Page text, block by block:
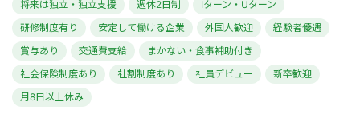
将来は独立・独立支援
週休2日制
Iターン・Uターン
研修制度有り
安定して働ける企業 外国人歓迎
経験者優遇
賞与あり
交通費支給
まかない・食事補助付き
社会保険制度あり
社割制度あり 社員デビュー
新卒歓迎
月8日以上休み